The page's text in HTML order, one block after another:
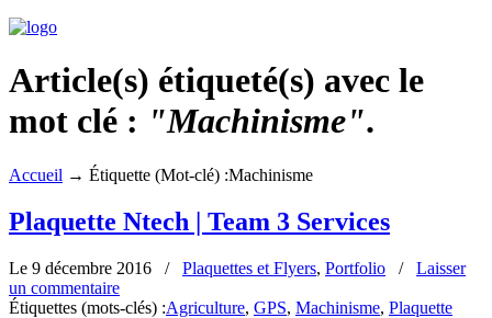
Article(s) étiqueté(s) avec le
mot clé : "Machinisme".
Accueil → Étiquette (Mot-clé) :Machinisme
Plaquette Ntech | Team 3 Services
Le 9 décembre 2016 / Plaquettes et Flyers, Portfolio / Laisser
un commentaire
Étiquettes (mots-clés) :Agriculture, GPS, Machinisme, Plaquette